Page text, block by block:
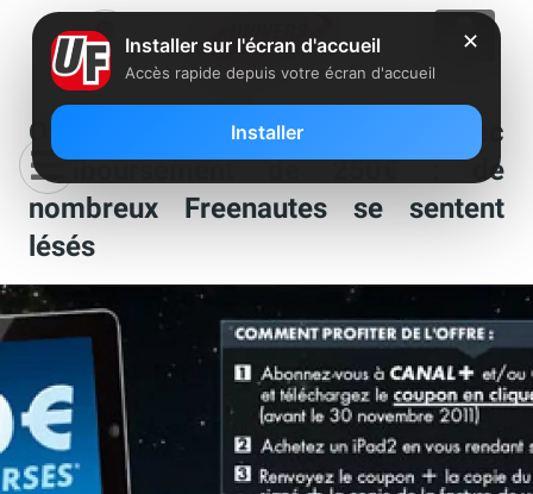
Offre Canal+/Canalsat avec
remboursement de 250€ : de
nombreux Freenautes se sentent
lésés
✕
Installer sur l'écran d'accueil
Accès rapide depuis votre écran d'accueil
Installer